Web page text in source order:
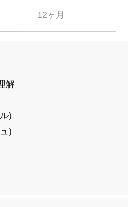
12ヶ月
解
)
)